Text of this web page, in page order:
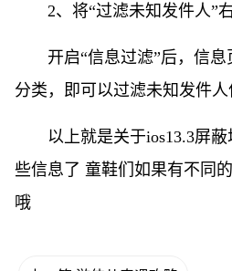
2、将“过滤未知发件人”
开启“信息过滤”后，信
分类，即可以过滤未知发件人
以上就是关于ios13.3屏
些信息了 童鞋们如果有不同
哦